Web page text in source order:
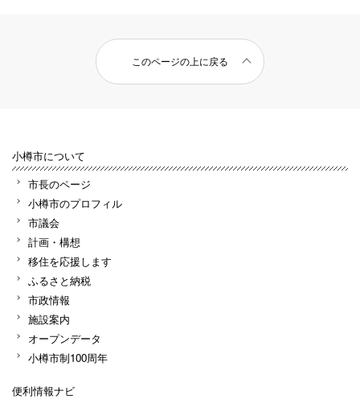
このページの上に戻る
小樽市について
市長のページ
小樽市のプロフィル
市議会
計画・構想
移住を応援します
ふるさと納税
市政情報
施設案内
オープンデータ
小樽市制100周年
便利情報ナビ